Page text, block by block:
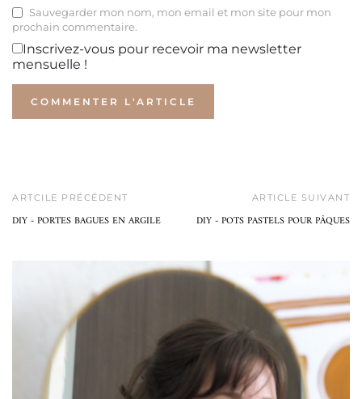
Sauvegarder mon nom, mon email et mon site pour mon
prochain commentaire.
Inscrivez-vous pour recevoir ma newsletter
mensuelle !
ARTCILE PRÉCÉDENT
DIY - PORTES BAGUES EN ARGILE
ARTICLE SUIVANT
DIY - POTS PASTELS POUR PÂQUES